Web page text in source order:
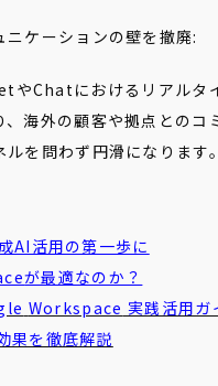
ニケーションの壁を撤廃:
やChatにおけるリアルタ
、海外の顧客や拠点とのコ
ルを問わず円滑になります。
AI活用の第一歩に
が最適なのか？
Workspace 実践活用ガ
果を徹底解説